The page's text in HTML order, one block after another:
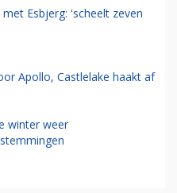
Esbjerg: 'scheelt zeven
Apollo, Castlelake haakt af
winter weer